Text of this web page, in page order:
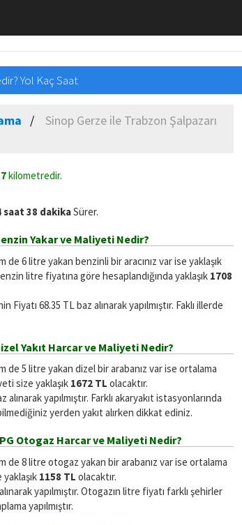
Yol Kaç Saat
Sinop Gerze ile Trabzon Şalpazarı
kilometredir.
saat 38 dakikaSürer.
Yakar ve Maliyeti Nedir?
de 6 litre yakan benzinli bir aracınız var ise yaklaşık
litre fiyatına göre hesaplandığında yaklaşık 1708
68.35 TL baz alınarak yapılmıştır. Faklı illerde
Yakıt Harcar ve Maliyeti Nedir?
de 5 litre yakan dizel bir arabanız var ise ortalama
size yaklaşık 1672 TL olacaktır.
yapılmıştır. Farklı akaryakıt istasyonlarında
yerden yakıt alırken dikkat ediniz.
Otogaz Harcar ve Maliyeti Nedir?
de 8 litre otogaz yakan bir arabanız var ise ortalama
1158 TL olacaktır.
yapılmıştır. Otogazın litre fiyatı farklı şehirler
yapılmıştır.